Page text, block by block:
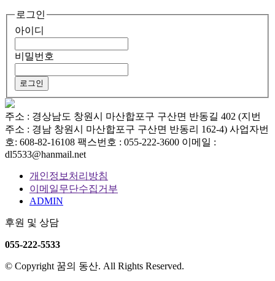
로그인
아이디
비밀번호
주소 : 경상남도 창원시 마산합포구 구산면 반동길 402 (지번
주소 : 경남 창원시 마산합포구 구산면 반동리 162-4) 사업자번
호: 608-82-16108 팩스번호 : 055-222-3600 이메일 :
dl5533@hanmail.net
개인정보처리방침
이메일무단수집거부
ADMIN
후원 및 상담
055-222-5533
© Copyright 꿈의 동산. All Rights Reserved.